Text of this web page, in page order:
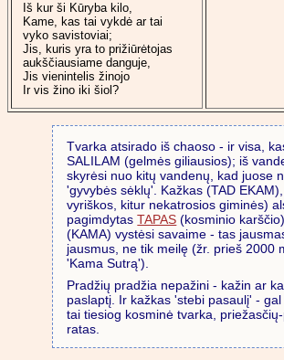
Iš kur ši Kūryba kilo,
Kame, kas tai vykdė ar tai
vyko savistoviai;
Jis, kuris yra to prižiūrėtojas
aukščiausiame danguje,
Jis vienintelis žinojo
Ir vis žino iki šiol?
Tvarka atsirado iš chaoso - ir visa,
SALILAM (gelmės giliausios); iš
skyrėsi nuo kitų vandenų, kad juose
'gyvybės sėklų'. Kažkas (TAD
vyriškos, kitur nekatrosios giminės)
pagimdytasTAPAS (kosminio
(KAMA) vystėsi savaime - tas
jausmus, ne tik meilę (žr. prieš 2000
'Kama Sutrą').
Pradžių pradžia nepažini - kažin ar
paslaptį. Ir kažkas 'stebi pasaulį' -
tai tiesiog kosminė tvarka,
ratas.